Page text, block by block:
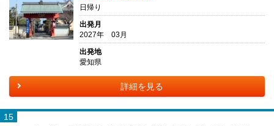
日帰り
出発月
2027年 03月
出発地
愛知県
詳細を見る
15